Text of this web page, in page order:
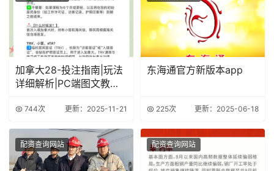
加拿大28-投注指南|玩法
详细解析|PC端图文教程|
744次 更新：2025-11-21
东海通官方新版本app
225次 更新：2025-06-18
配资查询网站 配资查询网站